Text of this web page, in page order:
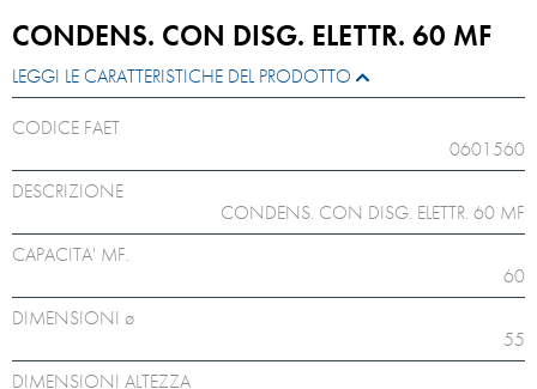
CONDENS. CON DISG. ELETTR. 60 MF
LEGGI LE CARATTERISTICHE DEL PRODOTTO
CODICE FAET
0601560
DESCRIZIONE
CONDENS. CON DISG. ELETTR. 60 MF
CAPACITA' MF.
60
DIMENSIONI ø
55
DIMENSIONI ALTEZZA